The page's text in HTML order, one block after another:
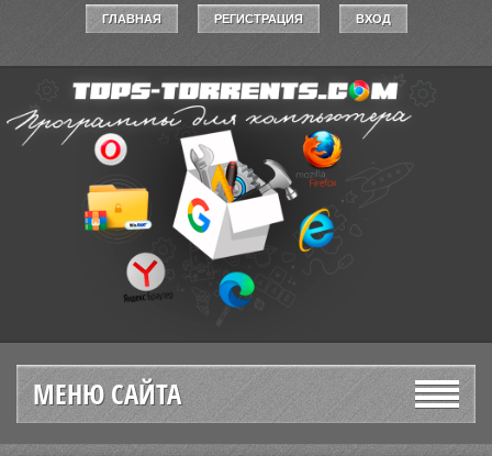
ГЛАВНАЯ РЕГИСТРАЦИЯ ВХОД
МЕНЮ САЙТА